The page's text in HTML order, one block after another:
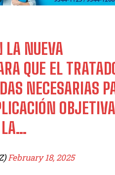
LA NUEVA
QUE EL
NECESARIAS
LA…
February 18, 2025